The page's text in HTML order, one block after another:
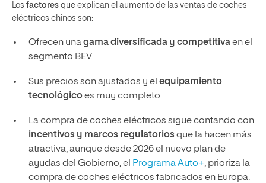
Los factores que explican el aumento de las ventas de coches
eléctricos chinos son:
Ofrecen unagama diversificada y competitivaen el
segmento BEV.
Sus precios son ajustados y el equipamiento
tecnológicoes muy completo.
La compra de coches eléctricos sigue contando con
incentivos y marcos regulatoriosque la hacen más
atractiva, aunque desde 2026 el nuevo plan de
ayudas del Gobierno, el Programa Auto+, prioriza la
compra de coches eléctricos fabricados en Europa.